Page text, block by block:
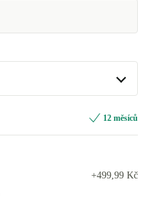
+1 930 Kč
12 měsíců
+499,99 Kč